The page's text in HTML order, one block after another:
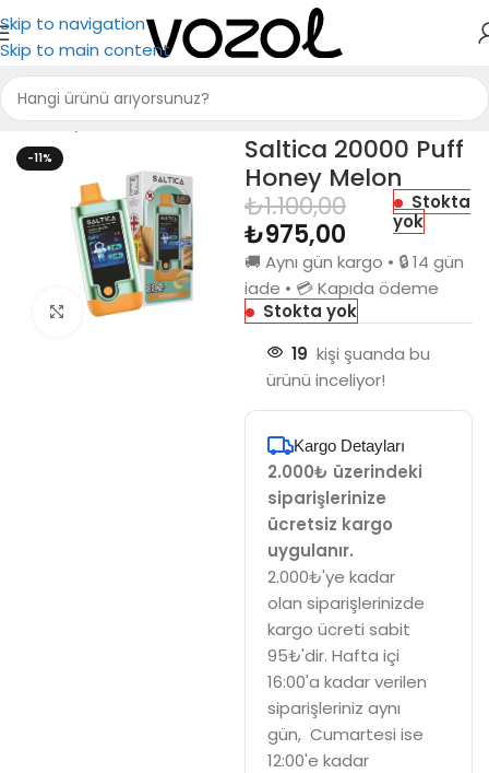
Skip to navigation
Skip to main content
Ana Sayfa Saltica Saltica 20000
-11%
Büyütmek için tıkla
Saltica 20000 Puff
Honey Melon
₺1.100,00
₺975,00
Stokta
yok
🚚 Aynı gün kargo • 🔒 14 gün
iade • 💳 Kapıda ödeme
Stokta yok
19 kişi şuanda bu
ürünü inceliyor!
Kargo Detayları
2.000₺ üzerindeki
siparişlerinize
ücretsiz kargo
uygulanır.
2.000₺'ye kadar
olan siparişlerinizde
kargo ücreti sabit
95₺'dir. Hafta içi
16:00'a kadar verilen
siparişleriniz aynı
gün, Cumartesi ise
12:00'e kadar